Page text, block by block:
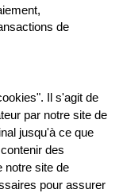
de
Il s'agit de
par notre site de
jusqu'à ce que
des
notre site de
pour assurer